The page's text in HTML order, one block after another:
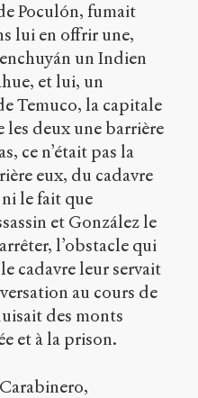
Poculón, fumait
lui en offrir une,
un Indien
et lui, un
Temuco, la capitale
les deux une barrière
ce n’était pas la
eux, du cadavre
le fait que
et González le
l’obstacle qui
cadavre leur servait
au cours de
des monts
et à la prison.